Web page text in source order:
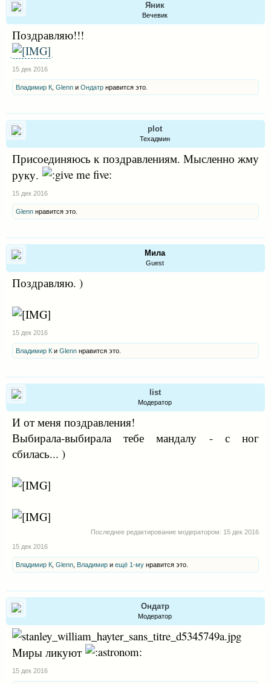
Яник
Вечевик
Поздравляю!!!
15 дек 2016
Владимир К Glenn и Ондатр нравится это.
plot
Техадмин
Присоединяюсь к поздравлениям. Мысленно жму
руку.
15 дек 2016
Glenn нравится это.
Мила
Guest
Поздравляю. )
15 дек 2016
Владимир К и Glenn нравится это.
list
Модератор
И от меня поздравления!
Выбирала-выбирала тебе мандалу - с ног
сбилась... )
Последнее редактирование модератором: 15 дек 2016
15 дек 2016
Владимир К Glenn Владимир и ещё 1-му нравится это.
Ондатр
Модератор
Миры ликуют
15 дек 2016